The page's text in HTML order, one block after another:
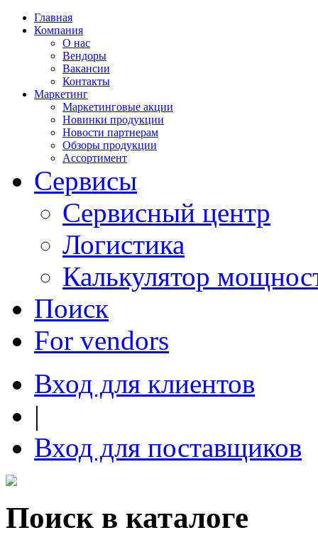
Главная
Компания
О нас
Вендоры
Вакансии
Контакты
Маркетинг
Маркетинговые акции
Новинки продукции
Новости партнерам
Обзоры продукции
Ассортимент
Сервисы
Сервисный центр
Логистика
Калькулятор
Поиск
For vendors
Вход для клиентов
|
Вход для поставщиков
Поиск в каталоге